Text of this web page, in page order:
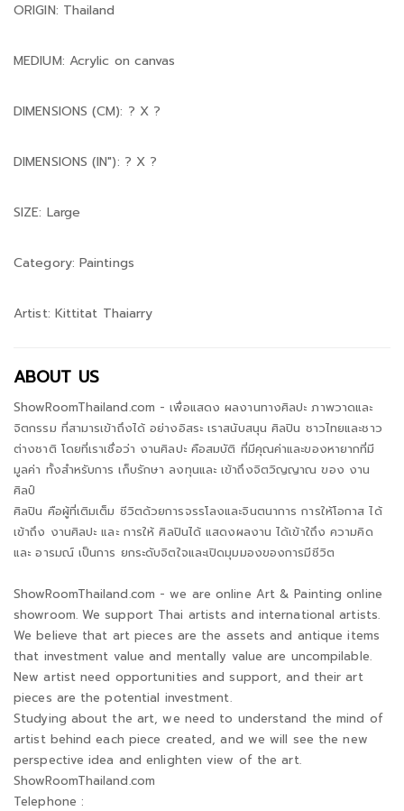
ORIGIN: Thailand
MEDIUM: Acrylic on canvas
DIMENSIONS (CM): ? X ?
DIMENSIONS (IN"): ? X ?
SIZE: Large
Category: Paintings
Artist: Kittitat Thaiarry
ABOUT US
ShowRoomThailand.com - เพื่อแสดง ผลงานทางศิลปะ ภาพวาดและ
จิตกรรม ที่สามารเข้าถึงได้ อย่างอิสระ เราสนับสนุน ศิลปิน ชาวไทยและชาว
ต่างชาติ โดยที่เราเชื่อว่า งานศิลปะ คือสมบัติ ที่มีคุณค่าและของหายากที่มี
มูลค่า ทั้งสำหรับการ เก็บรักษา ลงทุนและ เข้าถึงจิตวิญญาณ ของ งาน
ศิลป์
ศิลปิน คือผู้ที่เติมเต็ม ชีวิตด้วยการจรรโลงและจินตนาการ การให้โอกาส ได้
เข้าถึง งานศิลปะ และ การให้ ศิลปินได้ แสดงผลงาน ได้เข้าใถึง ความคิด
และ อารมณ์ เป็นการ ยกระดับจิตใจและเปิดมุมมองของการมีชีวิต
ShowRoomThailand.com - we are online Art & Painting online
showroom. We support Thai artists and international artists.
We believe that art pieces are the assets and antique items
that investment value and mentally value are uncompilable.
New artist need opportunities and support, and their art
pieces are the potential investment.
Studying about the art, we need to understand the mind of
artist behind each piece created, and we will see the new
perspective idea and enlighten view of the art.
ShowRoomThailand.com
Telephone :